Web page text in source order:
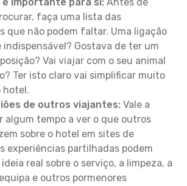
faça uma lista das
que não podem faltar. Uma ligação
indispensável? Gostava de ter um
Vai viajar com o seu animal
Ter isto claro vai simplificar muito
hotel.
de outros viajantes: Vale a
algum tempo a ver o que outros
sobre o hotel em sites de
experiências partilhadas podem
real sobre o serviço, a limpeza, a
e outros pormenores